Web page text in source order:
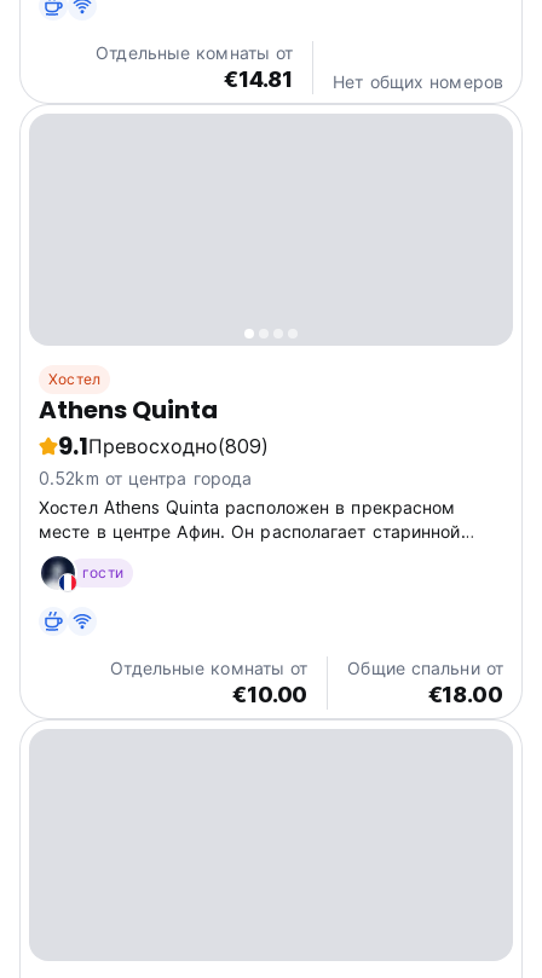
Отдельные комнаты от
€14.81 Нет общих номеров
Хостел
Athens Quinta
9.1Превосходно(809)
0.52km от центра города
Хостел Athens Quinta расположен в прекрасном
месте в центре Афин. Он располагает старинной
мебелью, уникальными артефактами, местами
общего пользования, кондиционером и бесплатным
информация о достопримечательностях.
гости
Отдельные комнаты от
€10.00
Общие спальни от
€18.00